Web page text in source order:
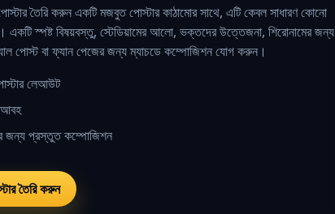
তৈরি করুন একটি মজবুত পোস্টার কাঠামোর সাথে, এটি কেবল সাধারণ কোনো
একটি স্পষ্ট বিষয়বস্তু, স্টেডিয়ামের আলো, ভক্তদের উত্তেজনা, শিরোনামের জন্য
পোস্ট বা ফ্যান পেজের জন্য ম্যাচডে কম্পোজিশন যোগ করুন।
লেআউট
আবহ
জন্য প্রস্তুত কম্পোজিশন
তৈরি করুন